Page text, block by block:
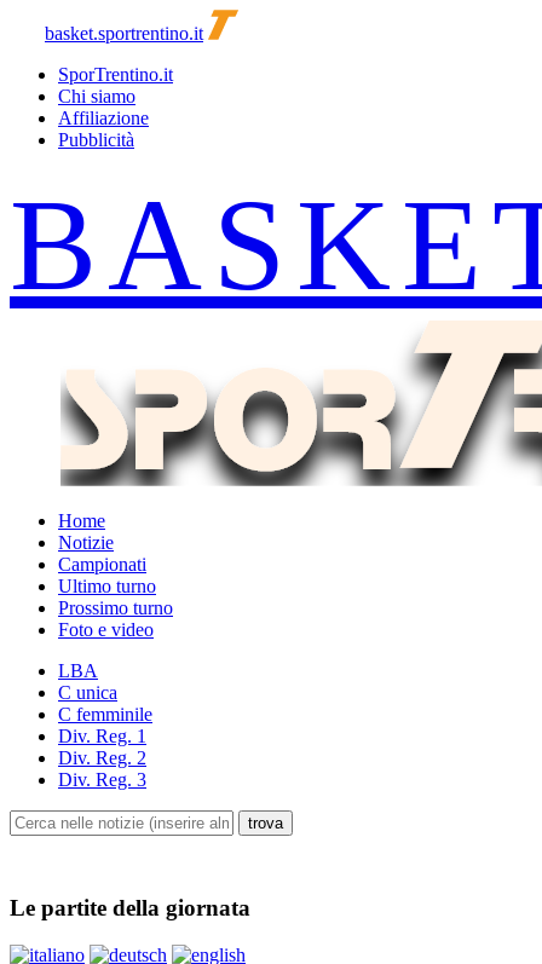
basket.sportrentino.it
SporTrentino.it
Chi siamo
Affiliazione
Pubblicità
Home
Notizie
Campionati
Ultimo turno
Prossimo turno
Foto e video
LBA
C unica
C femminile
Div. Reg. 1
Div. Reg. 2
Div. Reg. 3
Le partite della giornata